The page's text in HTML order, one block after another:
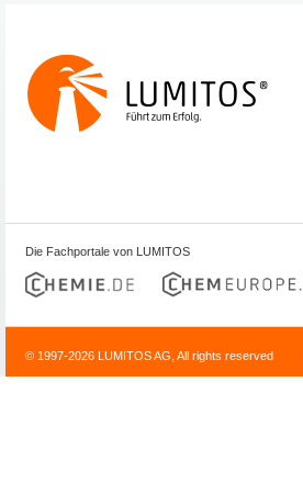
Die Fachportale von LUMITOS
© 1997-2026 LUMITOS AG, All rights reserved